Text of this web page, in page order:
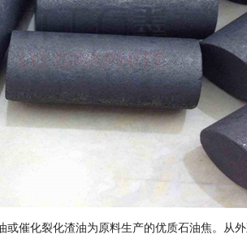
催化裂化渣油为原料生产的优质石油焦。从